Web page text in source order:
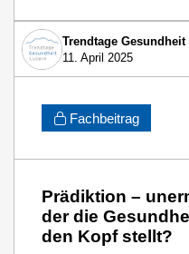
Trendtage Gesundheit
11. April 2025
Fachbeitrag
Prädiktion –
der die
den Kopf stellt?